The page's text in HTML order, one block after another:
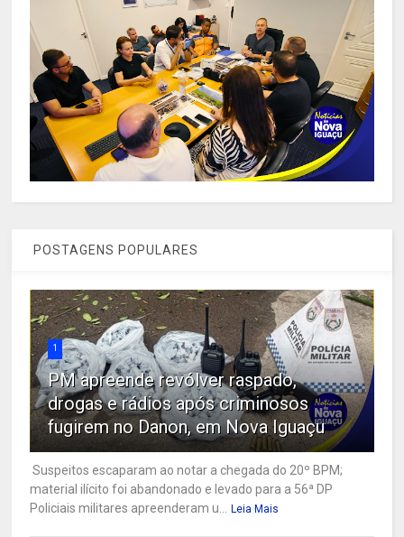
POSTAGENS POPULARES
1
PM apreende revólver raspado,
drogas e rádios após criminosos
fugirem no Danon, em Nova Iguaçu
Suspeitos escaparam ao notar a chegada do 20º BPM;
material ilícito foi abandonado e levado para a 56ª DP
Policiais militares apreenderam u... Leia Mais